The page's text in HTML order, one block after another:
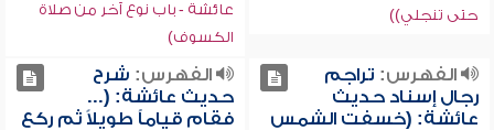
حتى تنجلي))
عائشة - باب نوع آخر من صلاة
الكسوف)
الفهرس: تراجم
رجال إسناد حديث
عائشة: (خسفت الشمس
الفهرس: شرح
حديث عائشة: (...
فقام قياماً طويلاً ثم ركع